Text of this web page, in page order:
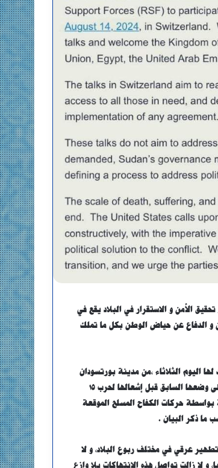
الأمن و الاستقرار في البلاد يقع في
و الدفاع عن حياض الوطن بكل ما تملك
اليوم الثلاثاء ،من مدينة بورتسودان
إلى أن أية عملية سلمية تنتهي بعودة مليشيا الدعم السريع إلى الحياة السياسية أو إلى وضعها السابق قبل إشعالها لحرب ١٥
بواسطة حركات الكفاح المسلح الموقعة
ما ذكر البيان .
عرقي في مختلف ربوع البلاد، و لا
و لا زالت تواصل هذه الإنتهاكات بلا وازع